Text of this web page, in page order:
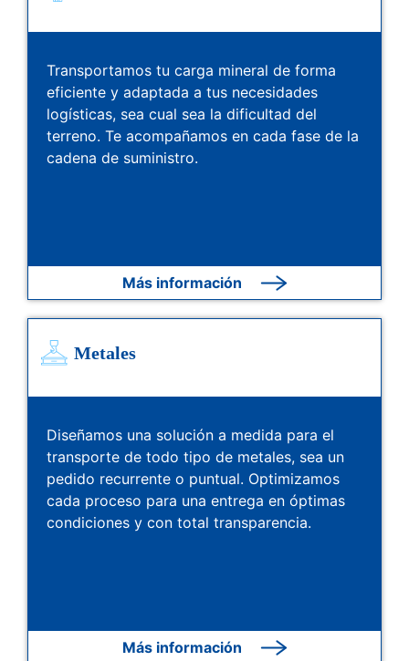
Transportamos tu carga mineral de forma
eficiente y adaptada a tus necesidades
logísticas, sea cual sea la dificultad del
terreno. Te acompañamos en cada fase de la
cadena de suministro.
Más información
Metales
Diseñamos una solución a medida para el
transporte de todo tipo de metales, sea un
pedido recurrente o puntual. Optimizamos
cada proceso para una entrega en óptimas
condiciones y con total transparencia.
Más información